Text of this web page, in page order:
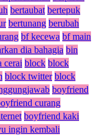
bertaubat bertepuk
bertunang berubah
bf kecewa bf main
dia bahagia bin
cerai block block
block twitter block
boyfriend
curang
boyfriend kaki
ingin kembali